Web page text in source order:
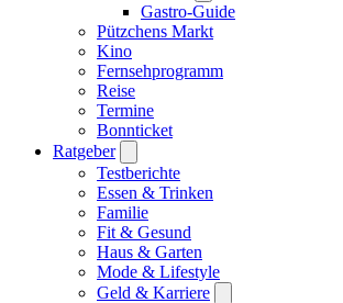
Gastro-Guide
Pützchens Markt
Kino
Fernsehprogramm
Reise
Termine
Bonnticket
Ratgeber
Testberichte
Essen & Trinken
Familie
Fit & Gesund
Haus & Garten
Mode & Lifestyle
Geld & Karriere